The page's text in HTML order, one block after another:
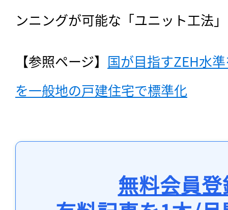
ンニングが可能な「ユニット工法
【参照ページ】 国が目指すZEH水
を一般地の戸建住宅で標準化
無料会員